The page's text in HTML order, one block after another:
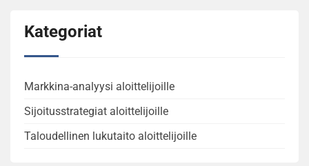
Kategoriat
Markkina-analyysi aloittelijoille
Sijoitusstrategiat aloittelijoille
Taloudellinen lukutaito aloittelijoille